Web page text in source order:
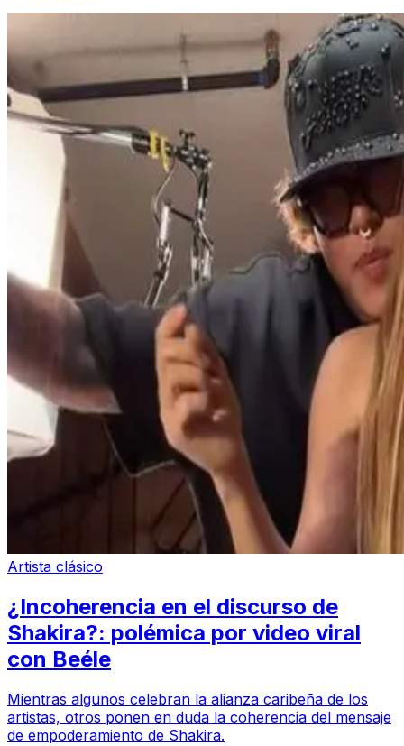
Artista clásico
¿Incoherencia en el discurso de
Shakira?: polémica por video viral
con Beéle
Mientras algunos celebran la alianza caribeña de los
artistas, otros ponen en duda la coherencia del mensaje
de empoderamiento de Shakira.